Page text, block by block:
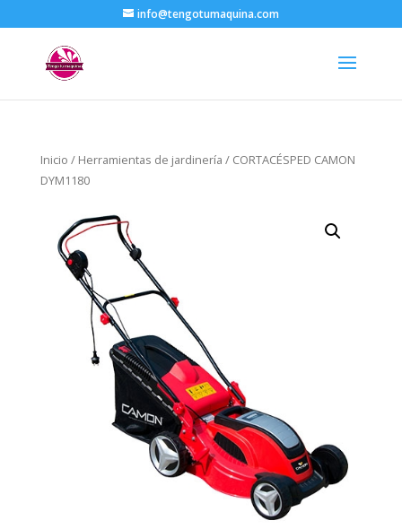
info@tengotumaquina.com
Inicio / Herramientas de jardinería / CORTACÉSPED CAMON
DYM1180